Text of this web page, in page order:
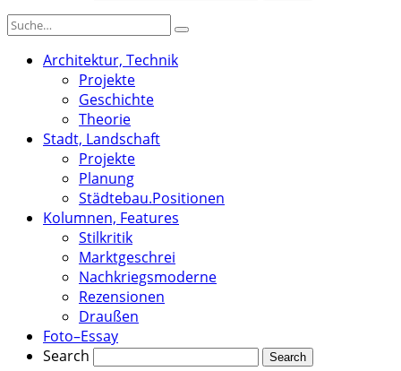
Architektur, Technik
Projekte
Geschichte
Theorie
Stadt, Landschaft
Projekte
Planung
Städtebau.Positionen
Kolumnen, Features
Stilkritik
Marktgeschrei
Nachkriegsmoderne
Rezensionen
Draußen
Foto–Essay
Search